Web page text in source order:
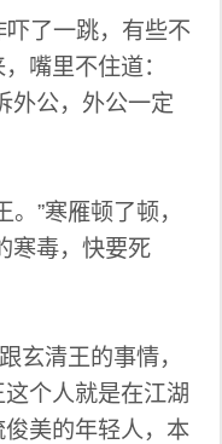
了一跳，有些不
嘴里不住道：
外公，外公一定
”寒雁顿了顿，
寒毒，快要死
玄清王的事情，
个人就是在江湖
俊美的年轻人，本